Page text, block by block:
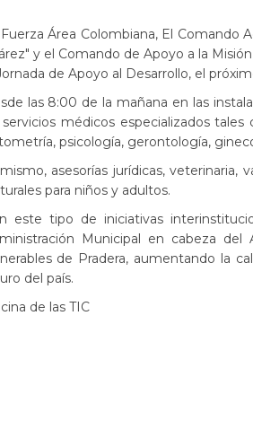
Fuerza Área Colombiana, El Comando
y el Comando de Apoyo a la
de Apoyo al Desarrollo, el
las 8:00 de la mañana en las
médicos especializados
psicología, gerontología,
asesorías jurídicas, veterinaria,
para niños y adultos.
este tipo de iniciativas
Municipal en cabeza
de Pradera, aumentando la
del país.
de las TIC